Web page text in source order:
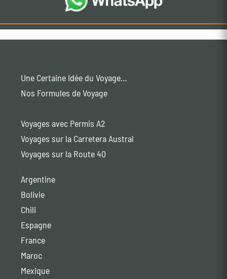
Une Certaine Idée du Voyage…
Nos Formules de Voyage
Voyages avec Permis A2
Voyages sur la Carretera Austral
Voyages sur la Route 40
Argentine
Bolivie
Chili
Espagne
France
Maroc
Mexique